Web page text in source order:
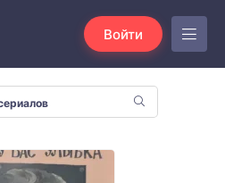
Войти